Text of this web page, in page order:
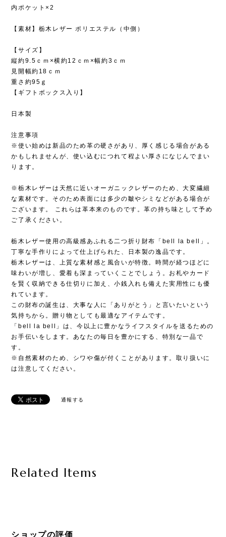
内ポケット×2
【素材】栃木レザー ポリエステル（中側）
【サイズ】
縦約9.5ｃｍ×横約12ｃｍ×幅約3ｃｍ
見開幅約18ｃｍ
重さ約95ｇ
【ギフトボックス入り】
日本製
注意事項
※使い始めは新品のため革の硬さがあり、厚く感じる場合がある
かもしれませんが、使い込むにつれて程よい厚さになじんでまい
ります。
※栃木レザーは天然に近いオーガニックレザーのため、大変繊細
な素材です。そのため表面には多少の皺やシミなどがある場合が
ございます。 これらは革本来のものです。革の持ち味として予め
ご了承ください。
栃木レザー使用の高級感あふれる二つ折り財布「bell la bell」。
丁寧な手作りによって仕上げられた、日本製の逸品です。
栃木レザーは、上質な素材感と風合いが特徴。時間が経つほどに
味わいが増し、愛着も深まっていくことでしょう。お札やカード
を賢く収納できる仕切りに加え、小銭入れも備えた実用性にも優
れています。
この財布の誕生は、大事な人に「ありがとう」と言いたいという
気持ちから。贈り物としても最適なアイテムです。
「bell la bell」は、今以上に豊かなライフスタイルを送るための
お手伝いをします。あなたの毎日を豊かにする、特別な一品で
す。
※自然素材のため、シワや傷が付くことがあります。取り扱いに
は注意してください。
通報する
Related Items
ショップの評価